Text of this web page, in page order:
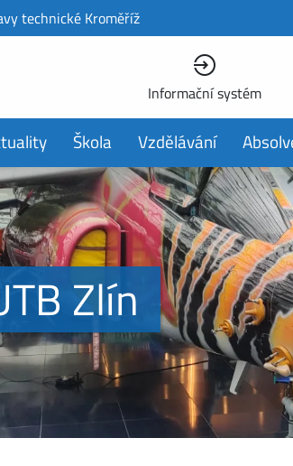
technické Kroměříž
Informační systém
Škola Vzdělávání
Zlín